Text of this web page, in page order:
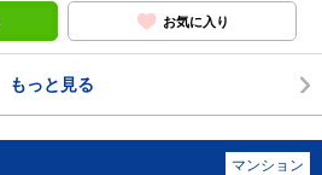
お気に入り
もっと見る
マンション